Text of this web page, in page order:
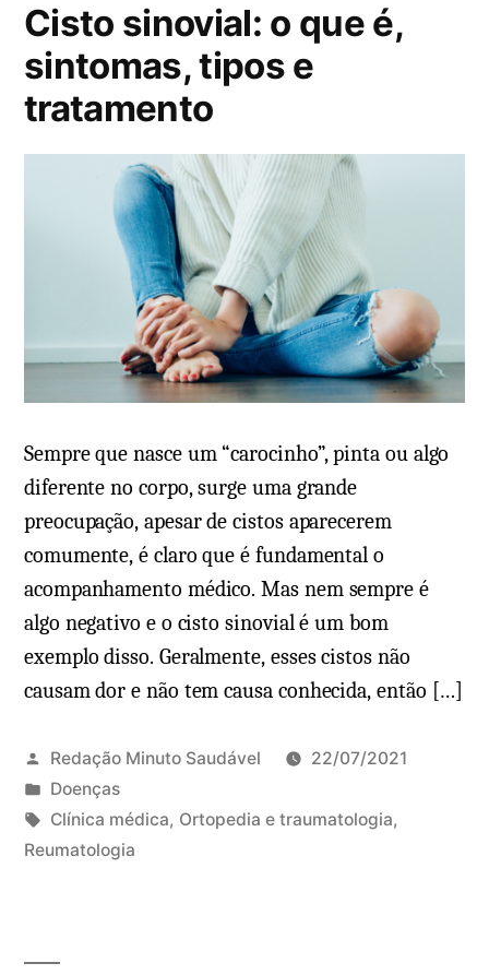
Cisto sinovial: o que é,
sintomas, tipos e
tratamento
Sempre que nasce um “carocinho”, pinta ou algo
diferente no corpo, surge uma grande
preocupação, apesar de cistos aparecerem
comumente, é claro que é fundamental o
acompanhamento médico. Mas nem sempre é
algo negativo e o cisto sinovial é um bom
exemplo disso. Geralmente, esses cistos não
causam dor e não tem causa conhecida, então […]
Redação Minuto Saudável
22/07/2021
P
u
b
a
Doenças
T
a
Clínica médica, Ortopedia e traumatologia,
Reumatologia